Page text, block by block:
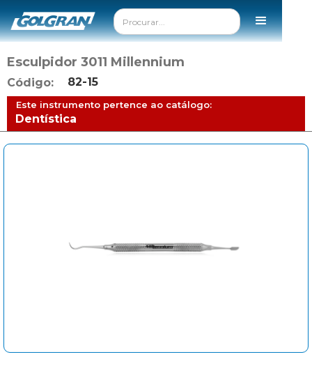
Esculpidor 3011 Millennium
Código: 82-15
Este instrumento pertence ao catálogo:
Dentística